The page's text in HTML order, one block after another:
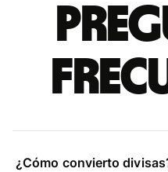
¿Cómo convierto